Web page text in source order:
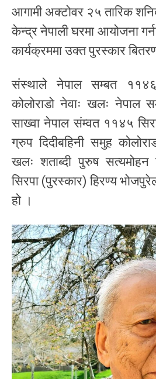
आगामी अक्टोवर २५ तारिक
केन्द्र नेपाली घरमा आयोजना
कार्यक्रममा उक्त पुरस्कार
संस्थाले नेपाल सम्बत
कोलोराडो नेवाः खलः नेपाल
साख्वा नेपाल संम्वत ११४५
ग्रुप दिदीबहिनी समुह
खलः शताब्दी पुरुष
सिरपा (पुरस्कार) हिरण्य
हो ।